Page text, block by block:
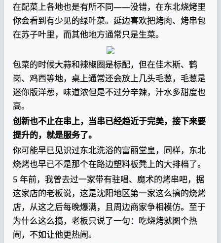
在配菜上各地也是有所不同——没错，在东北烧烤里
你会看到有少见的绿叶菜。延边喜欢把烤肉、烤串包
在苏子叶里，而其他地方通常只是生菜。
包菜的时候大蒜和辣椒圈是标配，但在佳木斯、鹤
岗、鸡西等地，桌上通常还会放上几头毛葱，毛葱是
迷你版洋葱，味道浓但是不过分辛辣，汁水多甜度也
高。
创新也不止在串上，当串已经趋近于完美，接下来要
提升的，就是服务了。
你可能早已见识过东北洗浴的富丽堂皇，同样，东北
烧烤也早已不是那个在路边塑料板凳上的大排档了。
5 年前，我曾去过一家带有驻唱、魔术的烤串吧，据
这家店的老板说，这是沈阳地区第一家这么搞的烧烤
店，从这之后每晚爆满，且周边商家争相模仿。至于
为什么这么搞，老板只说了一句：吃烧烤就图个热
闹，不如让他更热闹。